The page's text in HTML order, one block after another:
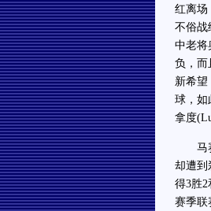
红离场
不俗战
中老将
负，而
新希望
球，如
拿度
马赛
却遭到
得3胜
赛季联